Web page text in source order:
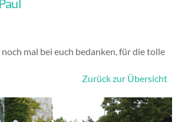
mal bei euch bedanken, für die tolle
Zurück zur Übersicht